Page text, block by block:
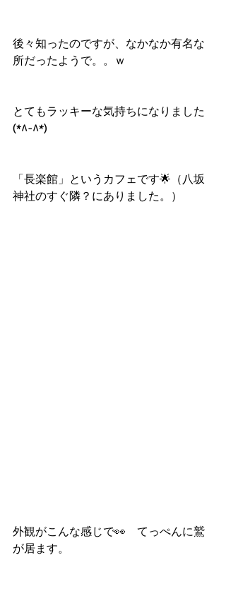
後々知ったのですが、なかなか有名な
所だったようで。。ｗ
とてもラッキーな気持ちになりました
(*^-^*)
「長楽館」というカフェです🌟（八坂
神社のすぐ隣？にありました。）
外観がこんな感じで👀　てっぺんに鷲
が居ます。